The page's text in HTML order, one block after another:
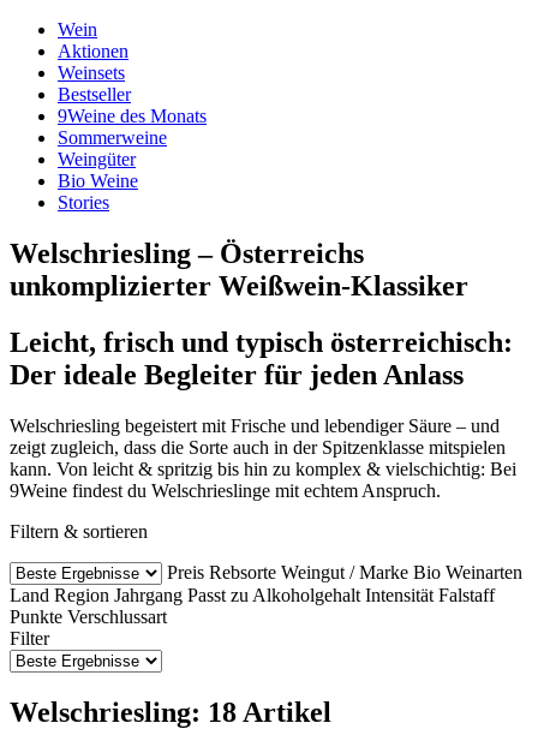
Wein
Aktionen
Weinsets
Bestseller
9Weine des Monats
Sommerweine
Weingüter
Bio Weine
Stories
Welschriesling – Österreichs
unkomplizierter Weißwein-Klassiker
Leicht, frisch und typisch österreichisch:
Der ideale Begleiter für jeden Anlass
Welschriesling begeistert mit Frische und lebendiger Säure – und
zeigt zugleich, dass die Sorte auch in der Spitzenklasse mitspielen
kann. Von leicht & spritzig bis hin zu komplex & vielschichtig: Bei
9Weine findest du Welschrieslinge mit echtem Anspruch.
Filtern & sortieren
Preis Rebsorte Weingut / Marke Bio Weinarten
Land Region Jahrgang Passt zu Alkoholgehalt Intensität Falstaff
Punkte Verschlussart
Filter
Welschriesling: 18 Artikel